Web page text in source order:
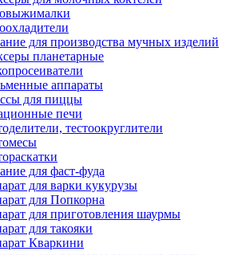
для производства мучных изделий
планетарные
аппараты
для пиццы
печи
тестоокруглители
для фаст-фуда
для варки кукурузы
для Попкорна
для приготовления шаурмы
для такояки
Кваркини